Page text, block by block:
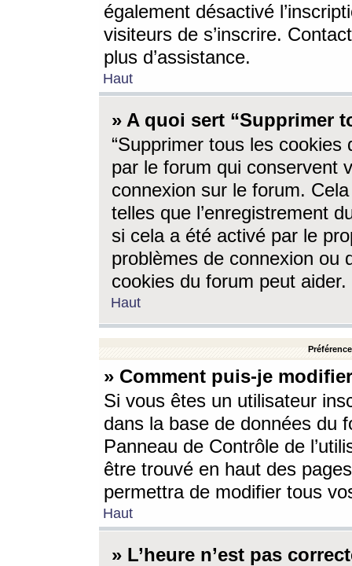
également désactivé
visiteurs de s’inscrire.
plus d’assistance.
Haut
» A quoi sert “Supprimer
“Supprimer tous les cookies
par le forum qui conservent
connexion sur le forum.
telles que l’enregistrement
si cela a été activé par le
problèmes de connexion ou
cookies du forum peut aider.
Haut
» Comment puis-je
Si vous êtes un utilisateur
dans la base de données du
Panneau de Contrôle de
être trouvé en haut des
permettra de modifier tous
Haut
» L’heure n’est pas